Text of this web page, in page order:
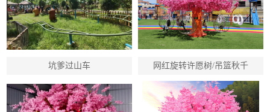
坑爹过山车 网红旋转许愿树/吊篮秋千